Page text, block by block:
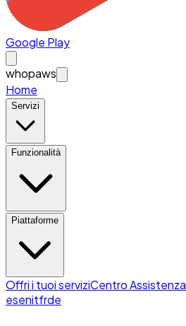
Google Play
whopaws
Home
Servizi
Funzionalità
Piattaforme
Offri i tuoi serviziCentro Assistenza
esenitfrde